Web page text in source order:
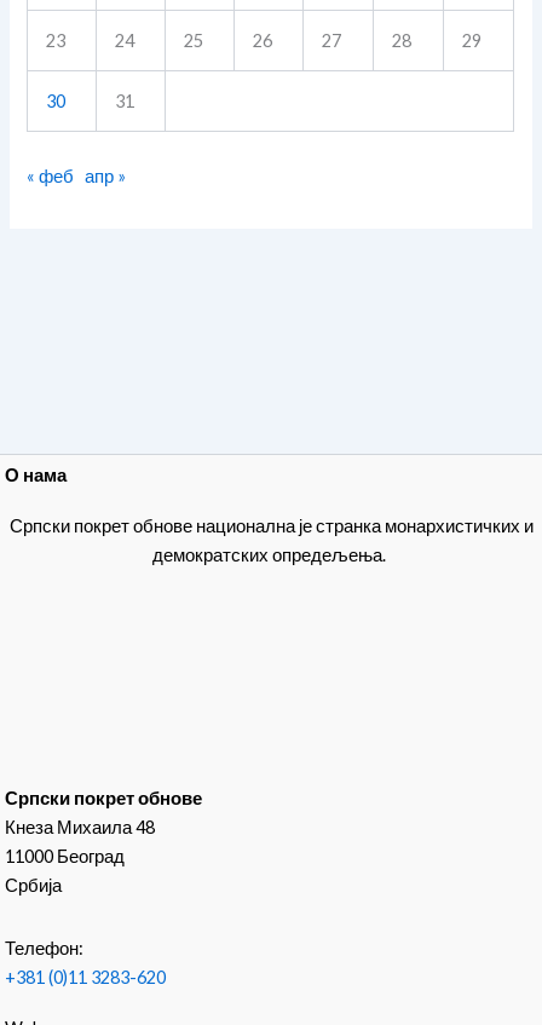
23 24 25 26 27 28 29
30 31
« феб апр »
О нама
Српски покрет обнове национална је странка монархистичких и
демократских опредељења.
Српски покрет обнове
Кнеза Михаила 48
11000 Београд
Србија
Телефон:
+381 (0)11 3283-620